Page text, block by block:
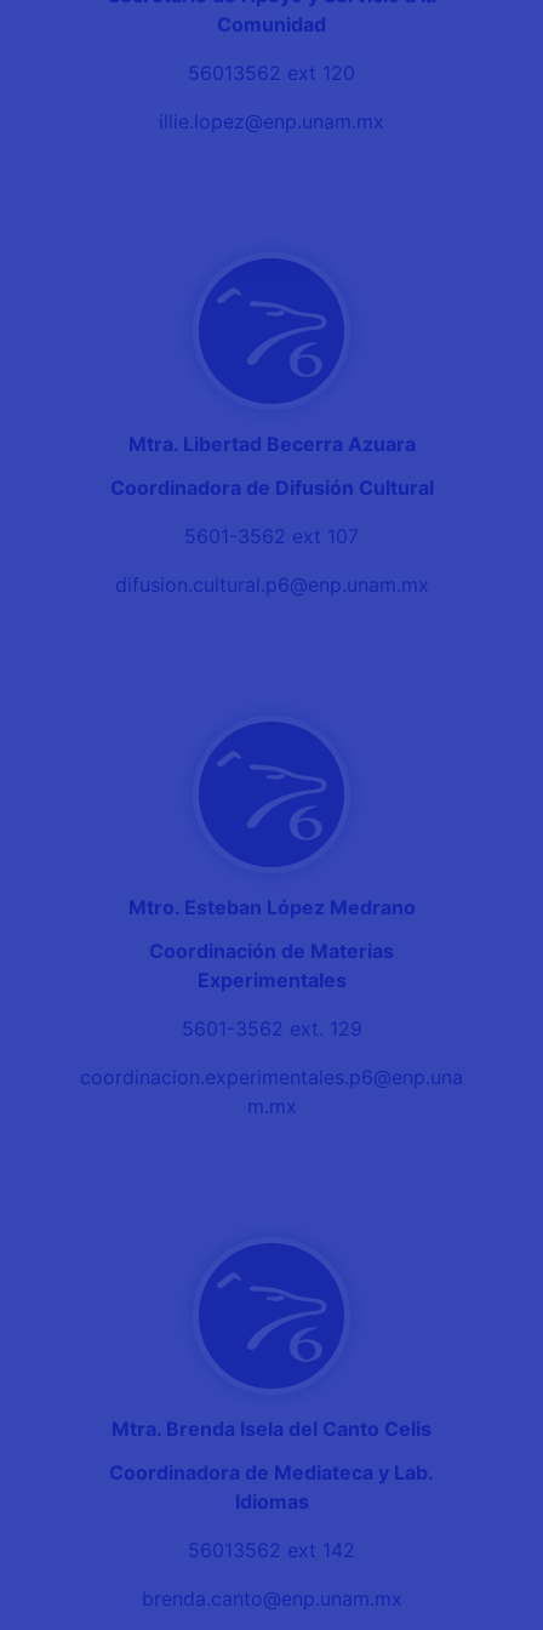
Comunidad
56013562 ext 120
illie.lopez@enp.unam.mx
Mtra. Libertad Becerra Azuara
Coordinadora de Difusión Cultural
5601-3562 ext 107
difusion.cultural.p6@enp.unam.mx
Mtro. Esteban López Medrano
Coordinación de Materias
Experimentales
5601-3562 ext. 129
coordinacion.experimentales.p6@enp.una
m.mx
Mtra. Brenda Isela del Canto Celis
Coordinadora de Mediateca y Lab.
Idiomas
56013562 ext 142
brenda.canto@enp.unam.mx